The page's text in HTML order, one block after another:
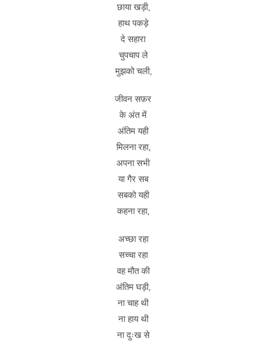
छाया खड़ी,
हाथ पकड़े
दे सहारा
चुपचाप ले
मुझको चली,
जीवन सफ़र
के अंत में
अंतिम यही
मिलना रहा,
अपना सभी
या गैर सब
सबको यही
कहना रहा,
अच्छा रहा
सच्चा रहा
वह मौत की
अंतिम घड़ी,
ना चाह थी
ना हाय थी
ना दुःख से